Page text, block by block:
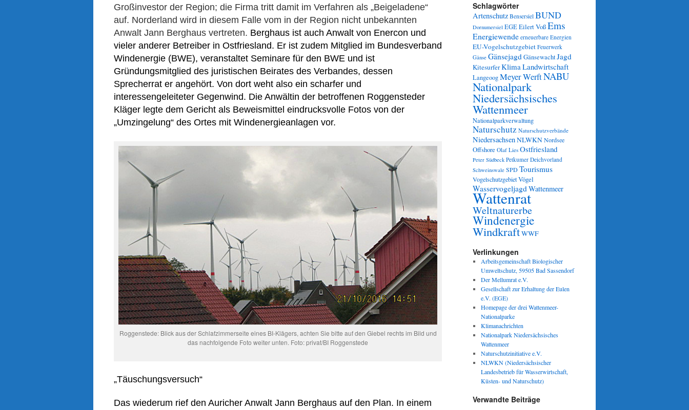
Großinvestor der Region; die Firma tritt damit im Verfahren als „Beigeladene“
auf. Norderland wird in diesem Falle vom in der Region nicht unbekannten
Anwalt Jann Berghaus vertreten. Berghaus ist auch Anwalt von Enercon und
vieler anderer Betreiber in Ostfriesland. Er ist zudem Mitglied im Bundesverband
Windenergie (BWE), veranstaltet Seminare für den BWE und ist
Gründungsmitglied des juristischen Beirates des Verbandes, dessen
Sprecherrat er angehört. Von dort weht also ein scharfer und
interessengeleiteter Gegenwind. Die Anwältin der betroffenen Roggensteder
Kläger legte dem Gericht als Beweismittel eindrucksvolle Fotos von der
„Umzingelung“ des Ortes mit Windenergieanlagen vor.
Roggenstede: Blick aus der Schlafzimmerseite eines BI-Klägers, achten Sie bitte auf den Giebel rechts im Bild und
das nachfolgende Foto weiter unten. Foto: privat/BI Roggenstede
„Täuschungsversuch“
Das wiederum rief den Auricher Anwalt Jann Berghaus auf den Plan. In einem
Schlagwörter
Artenschutz Bensersiel BUND
Dornumersiel EGEEilert VoßEms
Energiewende erneuerbare Energien
EU-Vogelschutzgebiet Feuerwerk
Gänse GänsejagdGänsewachtJagd
KitesurferKlimaLandwirtschaft
LangeoogMeyer WerftNABU
Nationalpark
Niedersächsisches
Wattenmeer
Nationalparkverwaltung
Naturschutz Naturschutzverbände
NiedersachsenNLWKNNordsee
Offshore Olaf Lies Ostfriesland
Peter Südbeck Petkumer Deichvorland
Schweinswale SPDTourismus
VogelschutzgebietVögel
WasservogeljagdWattenmeer
Wattenrat
Weltnaturerbe
Windenergie
WindkraftWWF
Verlinkungen
Arbeitsgemeinschaft Biologischer
Umweltschutz, 59505 Bad Sassendorf
Der Mellumrat e.V.
Gesellschaft zur Erhaltung der Eulen
e.V. (EGE)
Homepage der drei Wattenmeer-
Nationalparke
Klimanachrichten
Nationalpark Niedersächsisches
Wattenmeer
Naturschutzinitiative e.V.
NLWKN (Niedersächsischer
Landesbetrieb für Wasserwirtschaft,
Küsten- und Naturschutz)
Verwandte Beiträge